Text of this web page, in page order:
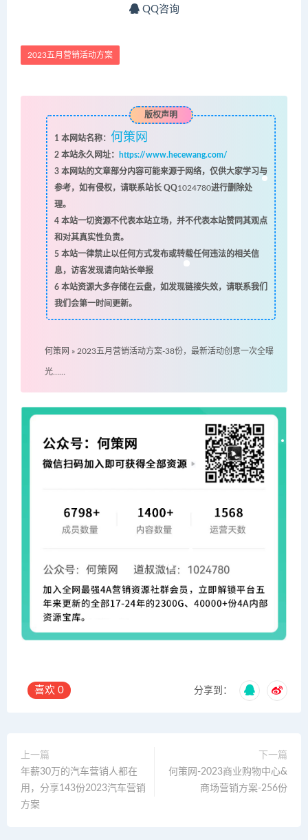
QQ咨询
2023五月营销活动方案
版权声明
1本网站名称： 何策网
2本站永久网址：
https://www.hecewang.com/
3本网站的文章部分内容可能来源于网络，仅供大家学习与
参考，如有侵权，请联系站长 QQ1024780进行删除处
理。
4本站一切资源不代表本站立场，并不代表本站赞同其观点
和对其真实性负责。
5本站一律禁止以任何方式发布或转载任何违法的相关信
息，访客发现请向站长举报
6本站资源大多存储在云盘，如发现链接失效，请联系我们
我们会第一时间更新。
何策网 » 2023五月营销活动方案-38份，最新活动创意一次全曝
光……
喜欢 0 分享到：
上一篇
年薪30万的汽车营销人都在
用，分享143份2023汽车营销
方案
下一篇
何策网-2023商业购物中心&
商场营销方案-256份